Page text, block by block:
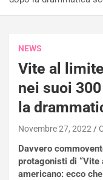
NEWS
Vite al
nei suoi
la
Novembre 27, 2022
Davvero
protagonisti di
americano: ecco